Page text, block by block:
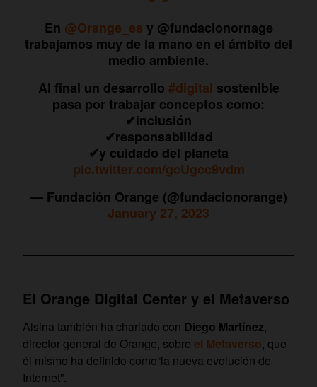
En @Orange_es y @fundacionornage
trabajamos muy de la mano en el ámbito del
medio ambiente.
Al final un desarrollo #digital sostenible
pasa por trabajar conceptos como:
✔inclusión
✔responsabilidad
✔y cuidado del planeta
pic.twitter.com/gcUgcc9vdm
— Fundación Orange (@fundacionorange)
January 27, 2023
El Orange Digital Center y el Metaverso
Alsina también ha charlado con Diego Martínez,
director general de Orange, sobre el Metaverso, que
él mismo ha definido como“la nueva evolución de
Internet”.